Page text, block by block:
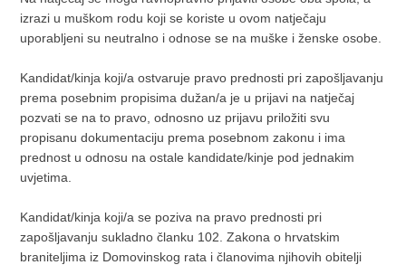
izrazi u muškom rodu koji se koriste u ovom natječaju
uporabljeni su neutralno i odnose se na muške i ženske osobe.
Kandidat/kinja koji/a ostvaruje pravo prednosti pri zapošljavanju
prema posebnim propisima dužan/a je u prijavi na natječaj
pozvati se na to pravo, odnosno uz prijavu priložiti svu
propisanu dokumentaciju prema posebnom zakonu i ima
prednost u odnosu na ostale kandidate/kinje pod jednakim
uvjetima.
Kandidat/kinja koji/a se poziva na pravo prednosti pri
zapošljavanju sukladno članku 102. Zakona o hrvatskim
braniteljima iz Domovinskog rata i članovima njihovih obitelji